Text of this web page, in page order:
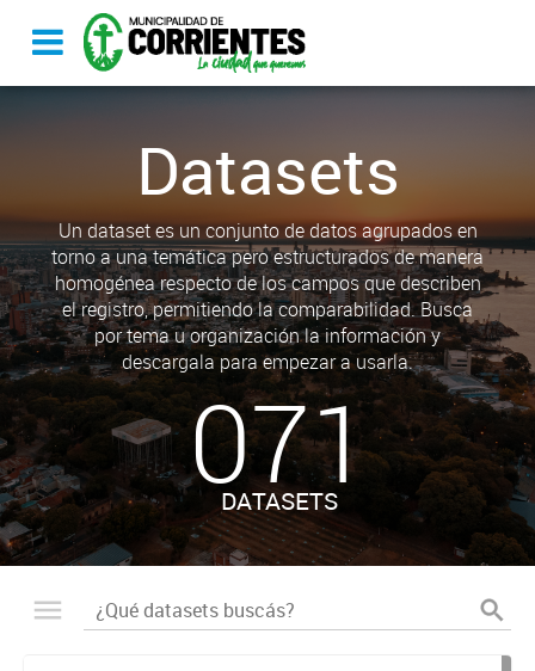
Datasets
Un dataset es un conjunto de datos agrupados en
torno a una temática pero estructurados de manera
homogénea respecto de los campos que describen
el registro, permitiendo la comparabilidad. Busca
por tema u organización la información y
descargala para empezar a usarla.
071
DATASETS